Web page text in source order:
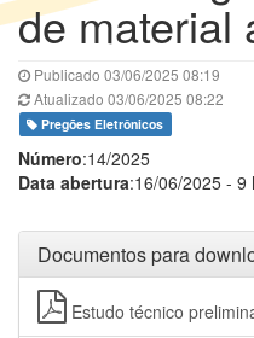
de material
Publicado 03/06/2025 08:19
Atualizado 03/06/2025 08:22
Pregões Eletrônicos
Número:14/2025
Data abertura:16/06/2025 - 9
Documentos para
Estudo técnico